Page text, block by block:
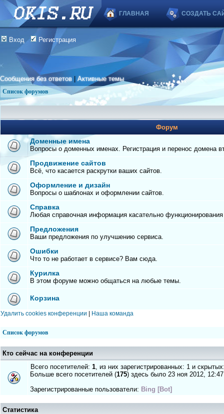
ГЛАВНАЯ СОЗДАТЬ
Вход Регистрация
Сообщения без ответов |Активные темы
Список форумов
Форум
Доменные имена
Вопросы о доменных именах. Регистрация и перенос домена
Продвижение сайтов
Всё, что касается раскрутки ваших сайтов.
Оформление и дизайн
Вопросы о шаблонах и оформлении сайтов.
Справка
Любая справочная информация касательно
Предложения
Ваши предложения по улучшению сервиса.
Ошибки
Что то не работает в сервисе? Вам сюда.
Курилка
В этом форуме можно общаться на любые темы.
Корзина
Удалить cookies конференции Наша команда
Список форумов
Кто сейчас на конференции
Всего посетителей: 1, из них зарегистрированных: 1 и
Больше всего посетителей (175) здесь было 23 ноя 2012, 12:47
Зарегистрированные пользователи: Bing [Bot]
Статистика